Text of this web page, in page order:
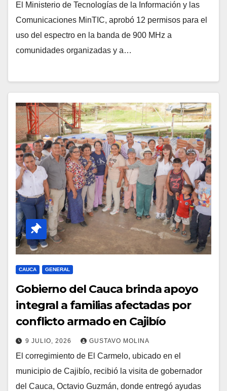
El Ministerio de Tecnologías de la Información y las
Comunicaciones MinTIC, aprobó 12 permisos para el
uso del espectro en la banda de 900 MHz a
comunidades organizadas y a…
CAUCA GENERAL
Gobierno del Cauca brinda apoyo
integral a familias afectadas por
conflicto armado en Cajibío
9 JULIO, 2026 GUSTAVO MOLINA
El corregimiento de El Carmelo, ubicado en el
municipio de Cajibío, recibió la visita de gobernador
del Cauca, Octavio Guzmán, donde entregó ayudas